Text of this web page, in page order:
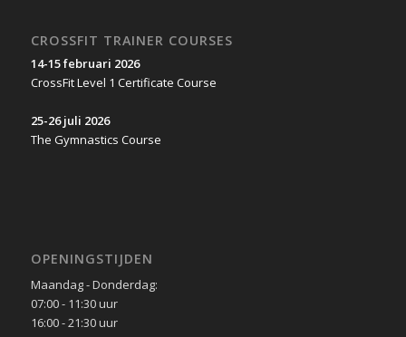
CROSSFIT TRAINER COURSES
14-15 februari 2026
CrossFit Level 1 Certificate Course
25-26 juli 2026
The Gymnastics Course
OPENINGSTIJDEN
Maandag - Donderdag:
07:00 - 11:30 uur
16:00 - 21:30 uur